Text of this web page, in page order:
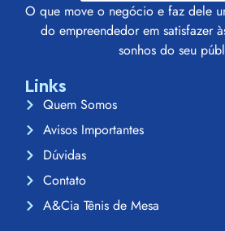
O que move o negócio e faz dele
do empreendedor em satisfazer
sonhos do seu
Links
Quem Somos
Avisos Importantes
Dúvidas
Contato
A&Cia Tênis de Mesa